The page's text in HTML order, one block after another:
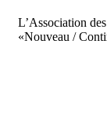
L’Association
«Nouveau /